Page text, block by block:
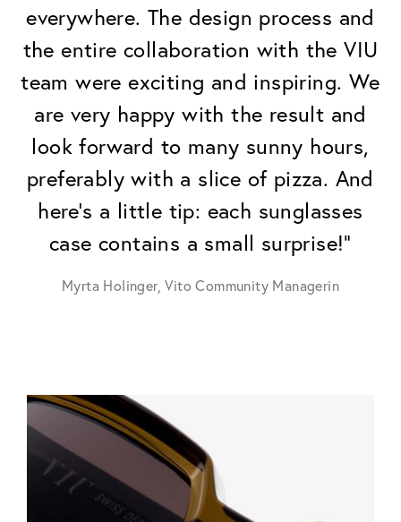
everywhere. The design process and
the entire collaboration with the VIU
team were exciting and inspiring. We
are very happy with the result and
look forward to many sunny hours,
preferably with a slice of pizza. And
here’s a little tip: each sunglasses
case contains a small surprise!”
Myrta Holinger, Vito Community Managerin